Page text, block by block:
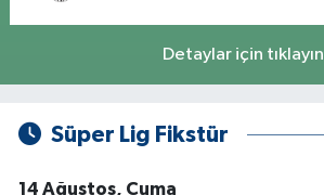
Detaylar için tıklayın
Süper Lig Fikstür
14 Ağustos, Cuma